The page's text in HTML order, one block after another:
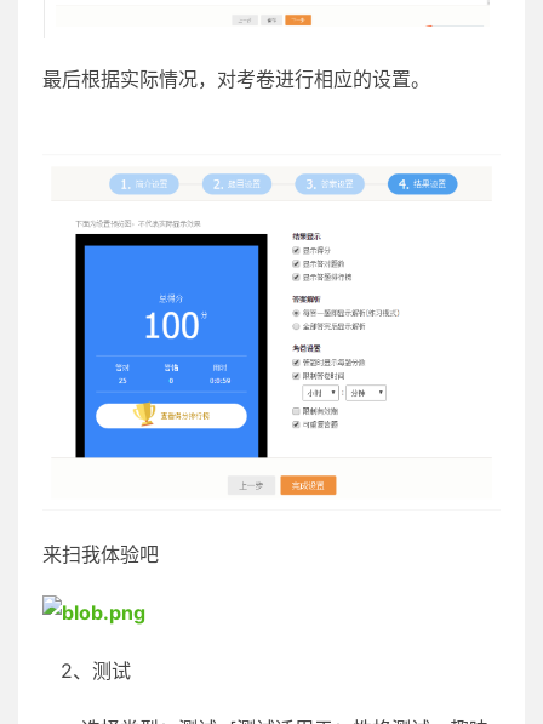
最后根据实际情况，对考卷进行相应的设置。
来扫我体验吧
2、测试